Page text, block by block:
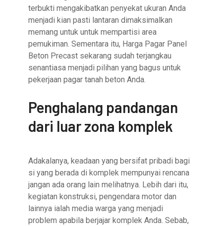
terbukti mengakibatkan penyekat ukuran Anda
menjadi kian pasti lantaran dimaksimalkan
memang untuk untuk mempartisi area
pemukiman. Sementara itu, Harga Pagar Panel
Beton Precast sekarang sudah terjangkau
senantiasa menjadi pilihan yang bagus untuk
pekerjaan pagar tanah beton Anda.
Penghalang pandangan
dari luar zona komplek
Adakalanya, keadaan yang bersifat pribadi bagi
si yang berada di komplek mempunyai rencana
jangan ada orang lain melihatnya. Lebih dari itu,
kegiatan konstruksi, pengendara motor dan
lainnya ialah media warga yang menjadi
problem apabila berjajar komplek Anda. Sebab,